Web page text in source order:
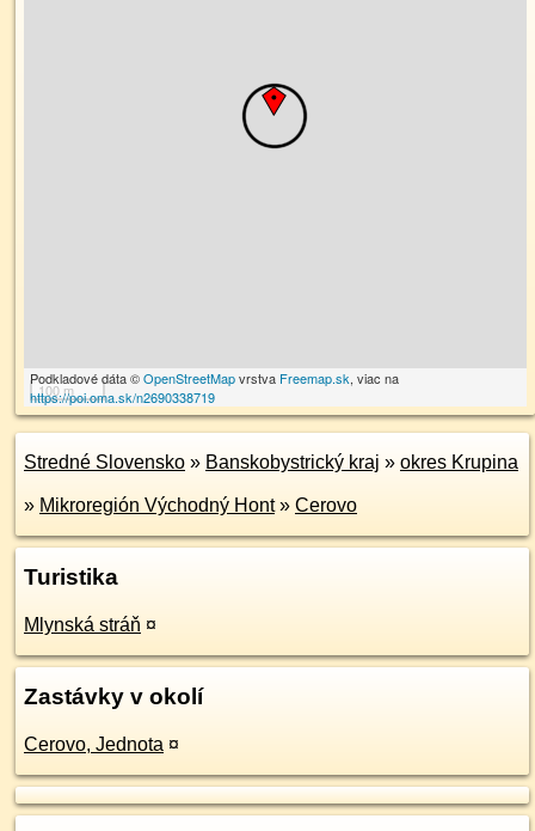
100 m
Podkladové dáta ©OpenStreetMapvrstva Freemap.sk, viac na
https://poi.oma.sk/n2690338719
Stredné Slovensko » Banskobystrický kraj » okres Krupina
» Mikroregión Východný Hont» Cerovo
Turistika
Mlynská stráň ¤
Zastávky v okolí
Cerovo, Jednota ¤